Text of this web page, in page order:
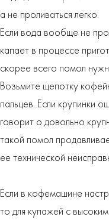
а не проливаться легко.
Если вода вообще не
капает в процессе
скорее всего помол
Возьмите щепотку
пальцев. Если крупинки
говорит о довольно
такой помол
ее технической
Если в кофемашине
то для купажей с